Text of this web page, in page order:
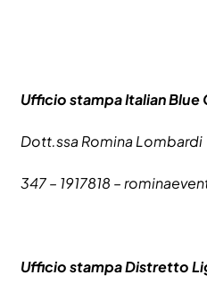
Ufficio stampa Italian Blue
Dott.ssa Romina Lombardi
347 – 1917818 –
Ufficio stampa Distretto